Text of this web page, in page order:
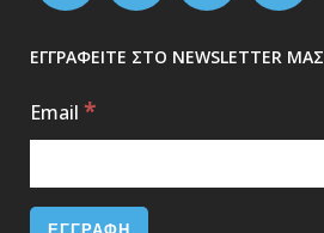
ΕΓΓΡΑΦΕΙΤΕ ΣΤΟ NEWSLETTER ΜΑΣ
Email *